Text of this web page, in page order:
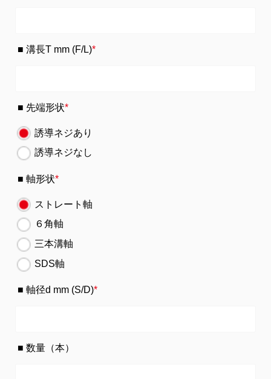
溝長T mm (F/L)*
先端形状*
誘導ネジあり
誘導ネジなし
軸形状*
ストレート軸
６角軸
三本溝軸
SDS軸
軸径d mm (S/D)*
数量（本）